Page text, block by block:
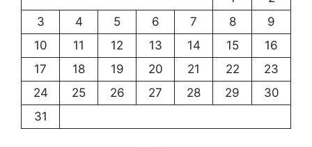
3
4 5 6 7 8
9
10
11 12 13 14 15
16
17
18 19 20 21 22
23
24
25 26 27 28 29
30
31